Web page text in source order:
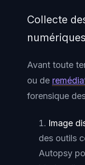
Collecte
numériques
Avant toute
ou de
forensique
Image
des outils
Autopsy